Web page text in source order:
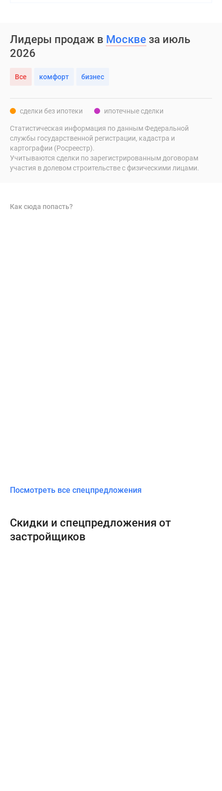
Лидеры продаж в Москве за июль
2026
Все комфорт бизнес
сделки без ипотеки ипотечные сделки
Статистическая информация по данным Федеральной
службы государственной регистрации, кадастра и
картографии (Росреестр).
Учитываются сделки по зарегистрированным договорам
участия в долевом строительстве с физическими лицами.
Как сюда попасть?
Посмотреть все спецпредложения
Скидки и спецпредложения от
застройщиков